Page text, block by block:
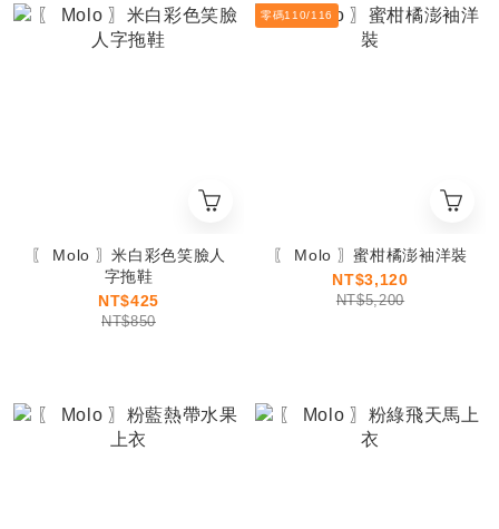
〖 Molo 〗米白彩色笑臉人
字拖鞋
NT$425
NT$850
零碼110/116
〖 Molo 〗蜜柑橘澎袖洋裝
NT$3,120
NT$5,200